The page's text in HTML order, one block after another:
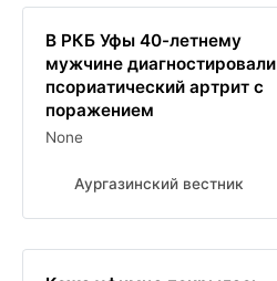
В РКБ Уфы 40-летнему
мужчине диагностировали
псориатический артрит с
поражением
None
Аургазинский вестник